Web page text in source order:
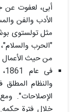
أبی، لعفوت عن
الأدب والفن
مثل تولستوی
"الحرب
من حیث الأعمال
والنظام
الإصلاحات".
خلال فترة